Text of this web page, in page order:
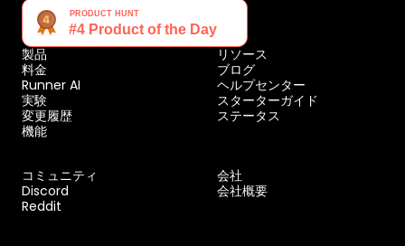
製品
料金
Runner AI
実験
変更履歴
機能
リソース
ブログ
ヘルプセンター
スターターガイド
ステータス
コミュニティ
Discord
Reddit
会社
会社概要